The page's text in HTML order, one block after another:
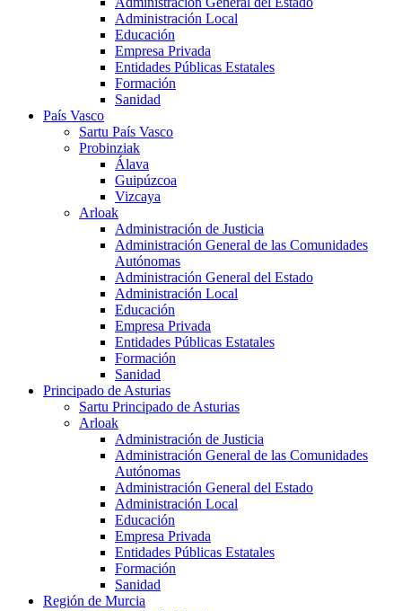
Administración Local
Educación
Empresa Privada
Entidades Públicas Estatales
Formación
Sanidad
País Vasco
Sartu País Vasco
Probinziak
Álava
Guipúzcoa
Vizcaya
Arloak
Administración de Justicia
Administración General de las Comunidades
Autónomas
Administración General del Estado
Administración Local
Educación
Empresa Privada
Entidades Públicas Estatales
Formación
Sanidad
Principado de Asturias
Sartu Principado de Asturias
Arloak
Administración de Justicia
Administración General de las Comunidades
Autónomas
Administración General del Estado
Administración Local
Educación
Empresa Privada
Entidades Públicas Estatales
Formación
Sanidad
Región de Murcia